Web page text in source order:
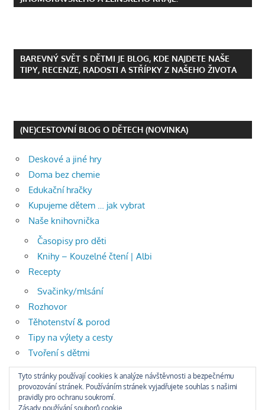
BAREVNÝ SVĚT S DĚTMI JE BLOG, KDE NAJDETE NAŠE
TIPY, RECENZE, RADOSTI A STŘÍPKY Z NAŠEHO ŽIVOTA
(NE)CESTOVNÍ BLOG O DĚTECH (NOVINKA)
Deskové a jiné hry
Doma bez chemie
Edukační hračky
Kupujeme dětem … jak vybrat
Naše knihovnička
Časopisy pro děti
Knihy – Kouzelné čtení | Albi
Recepty
Svačinky/mlsání
Rozhovor
Těhotenství & porod
Tipy na výlety a cesty
Tvoření s dětmi
celoroční tvoření
Zima
Zdraví
Tyto stránky používají cookies k analýze návštěvnosti a bezpečnému
provozování stránek. Používáním stránek vyjadřujete souhlas s našimi
pravidly pro ochranu soukromí.
Zásady používání souborů cookie